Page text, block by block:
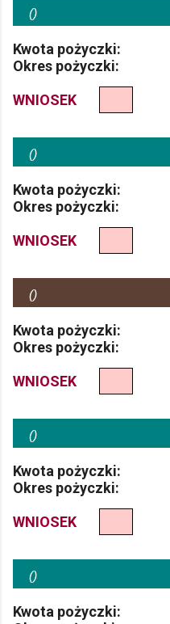
()
Kwota pożyczki:
Okres pożyczki:
WNIOSEK
()
Kwota pożyczki:
Okres pożyczki:
WNIOSEK
()
Kwota pożyczki:
Okres pożyczki:
WNIOSEK
()
Kwota pożyczki:
Okres pożyczki:
WNIOSEK
()
Kwota pożyczki: